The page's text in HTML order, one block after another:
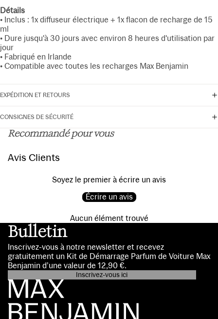
Détails
• Inclus : 1x diffuseur électrique + 1x flacon de recharge de 15
ml
• Dure jusqu'à 30 jours avec environ 8 heures d'utilisation par
jour
• Fabriqué en Irlande
• Compatible avec toutes les recharges Max Benjamin
EXPÉDITION ET RETOURS
CONSIGNES DE SÉCURITÉ
Recommandé pour vous
Avis Clients
Soyez le premier à écrire un avis
Écrire un avis
Aucun élément trouvé
Bulletin
Inscrivez-vous à notre newsletter et recevez
gratuitement un Kit de Démarrage Parfum de Voiture Max
Benjamin d’une valeur de 12,90 €.
Inscrivez-vous ici
Politique de confidentialité
Coordonnées
Conditions d’utilisation